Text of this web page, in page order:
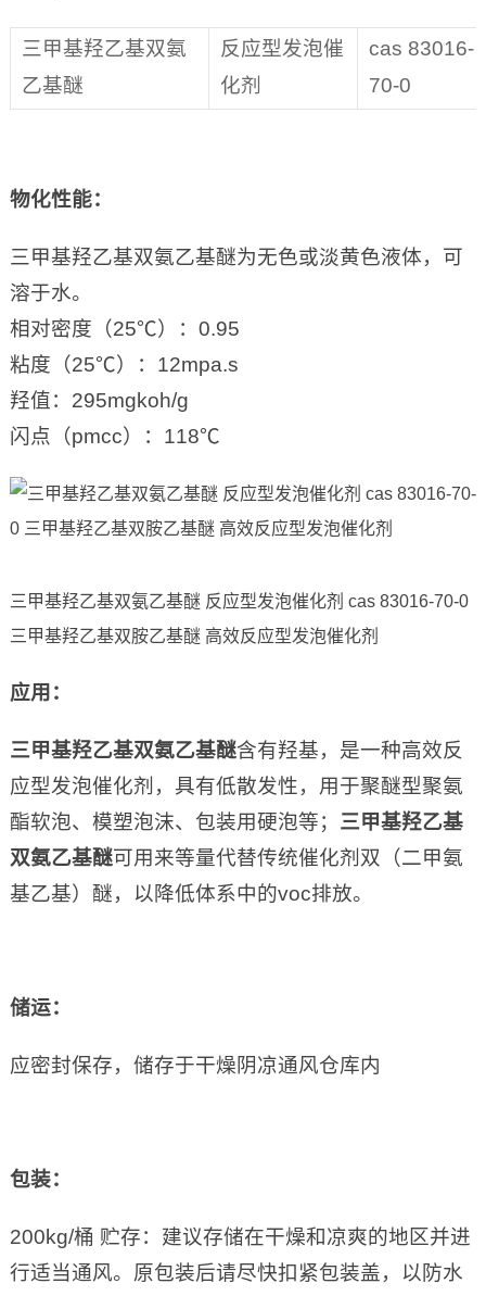
三甲基羟乙基双氨
乙基醚
反应型发泡催
化剂
cas 83016-
70-0
物化性能：
三甲基羟乙基双氨乙基醚为无色或淡黄色液体，可
溶于水。
相对密度（25℃）：0.95
粘度（25℃）：12mpa.s
羟值：295mgkoh/g
闪点（pmcc）：118℃
三甲基羟乙基双氨乙基醚 反应型发泡催化剂 cas 83016-70-0
三甲基羟乙基双胺乙基醚 高效反应型发泡催化剂
应用 ：
三甲基羟乙基双氨乙基醚含有羟基，是一种高效反
应型发泡催化剂，具有低散发性，用于聚醚型聚氨
酯软泡、模塑泡沫、包装用硬泡等； 三甲基羟乙基
双氨乙基醚可用来等量代替传统催化剂双（二甲氨
基乙基）醚，以降低体系中的voc排放。
储运：
应密封保存，储存于干燥阴凉通风仓库内
包装：
200kg/桶 贮存：建议存储在干燥和凉爽的地区并进
行适当通风。原包装后请尽快扣紧包装盖，以防水